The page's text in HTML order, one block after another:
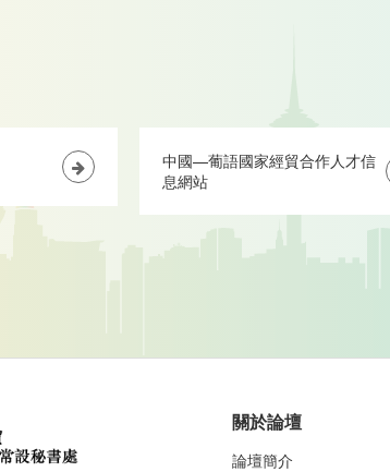
中國—葡語國家經貿合作人才信
息網站
關於論壇
論壇簡介